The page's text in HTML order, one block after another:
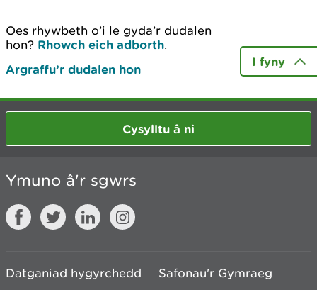
Oes rhywbeth o’i le gyda’r dudalen
hon? Rhowch eich adborth.
Argraffu’r dudalen hon
I fyny
Cysylltu â ni
Ymuno â'r sgwrs
Datganiad hygyrchedd Safonau'r Gymraeg